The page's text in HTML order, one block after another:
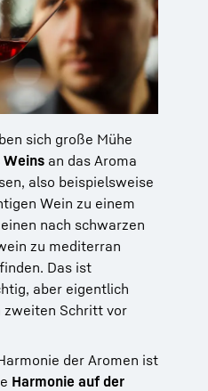
sich große Mühe
Weins an das Aroma
also beispielsweise
Wein zu einem
nach schwarzen
zu mediterran
Das ist
aber eigentlich
zweiten Schritt vor
der Aromen ist
Harmonie auf der